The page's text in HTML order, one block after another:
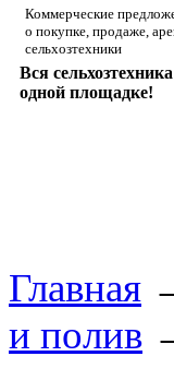
Коммерческие
о покупке, продаже,
сельхозтехники
Вся
одной площадке!
Главная
и полив